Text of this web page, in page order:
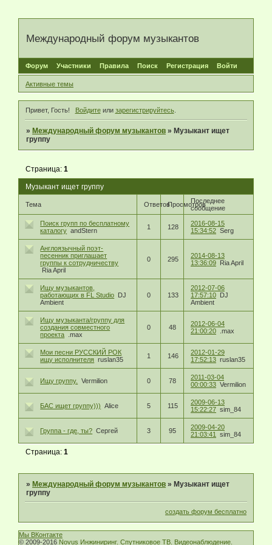
Международный форум музыкантов
Форум Участники Правила Поиск Регистрация Войти
Активные темы
Привет, Гость! Войдитеили зарегистрируйтесь.
» Международный форум музыкантов » Музыкант ищет
группу
Музыкант ищет группу
Страница:1
Тема ОтветовПросмотровПоследнее
сообщение
Поиск групп по бесплатному
каталогу andStern 1 128
2016-08-15
15:34:52 Serg
Англоязычный поэт-
песенник приглашает
группы к сотрудничеству
Ria April
0 295
2014-08-13
13:36:09 Ria April
Ищу музыкантов,
работающих в FL Studio DJ
Ambient
0 133
2012-07-06
17:57:10 DJ
Ambient
Ищу музыканта/группу для
создания совместного
проекта
.max
0 48
2012-06-04
21:00:20
.max
Мои песни РУССКИЙ РОК
ищу исполнителя ruslan35 1 146
2012-01-29
17:52:13 ruslan35
Ищу группу. Vermilion 0 78
2011-03-04
00:00:33 Vermilion
БАС ищет группу))) Alice 5 115
2009-06-13
15:22:27 sim_84
Группа - где, ты? Сергей 3 95
2009-04-20
21:03:41
sim_84
Страница:1
»Международный форум музыкантов »Музыкант ищет
группу
создать форум бесплатно
Мы ВКонтакте
© 2009-2016 Novus Инжиниринг. Спутниковое ТВ. Видеонаблюдение.